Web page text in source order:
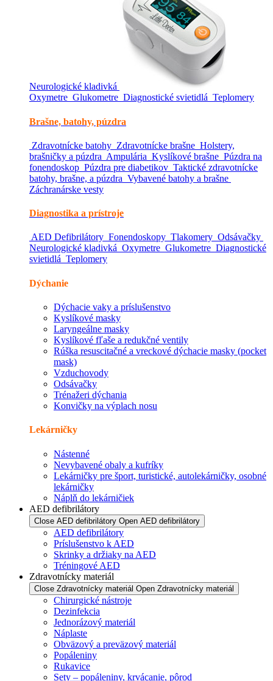
Neurologické kladivká
Oxymetre Glukometre Diagnostické svietidlá Teplomery
Brašne, batohy, púzdra
Zdravotnícke batohy Zdravotnícke brašne Holstery,
brašničky a púzdra Ampulária Kyslíkové brašne Púzdra na
fonendoskop Púzdra pre diabetikov Taktické zdravotnícke
batohy, brašne, a púzdra Vybavené batohy a brašne
Záchranárske vesty
Diagnostika a prístroje
AED Defibrilátory Fonendoskopy Tlakomery Odsávačky
Neurologické kladivká Oxymetre Glukometre Diagnostické
svietidlá Teplomery
Dýchanie
Dýchacie vaky a príslušenstvo
Kyslíkové masky
Laryngeálne masky
Kyslíkové fľaše a redukčné ventily
Rúška resuscitačné a vreckové dýchacie masky (pocket
mask)
Vzduchovody
Odsávačky
Trénažeri dýchania
Konvičky na výplach nosu
Lekárničky
Nástenné
Nevybavené obaly a kufríky
Lekárničky pre šport, turistické, autolekárničky, osobné
lekárničky
Náplň do lekárničiek
AED defibrilátory
Close AED defibrilátory Open AED defibrilátory
AED defibrilátory
Príslušenstvo k AED
Skrinky a držiaky na AED
Tréningové AED
Zdravotnícky materiál
Close Zdravotnícky materiál Open Zdravotnícky materiál
Chirurgické nástroje
Dezinfekcia
Jednorázový materiál
Náplaste
Obväzový a preväzový materiál
Popáleniny
Rukavice
Sety – popáleniny, krvácanie, pôrod